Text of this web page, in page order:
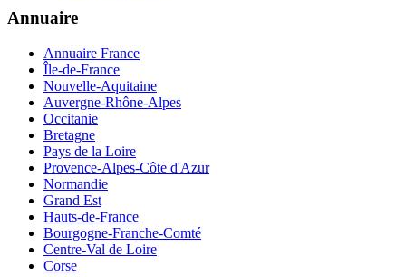
Annuaire
Annuaire France
Île-de-France
Nouvelle-Aquitaine
Auvergne-Rhône-Alpes
Occitanie
Bretagne
Pays de la Loire
Provence-Alpes-Côte d'Azur
Normandie
Grand Est
Hauts-de-France
Bourgogne-Franche-Comté
Centre-Val de Loire
Corse